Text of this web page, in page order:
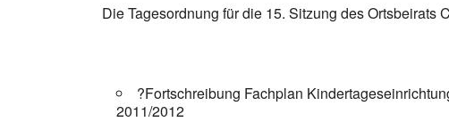
Die Tagesordnung für die 15. Sitzung des Ortsbeirats
?Fortschreibung Fachplan
2011/2012